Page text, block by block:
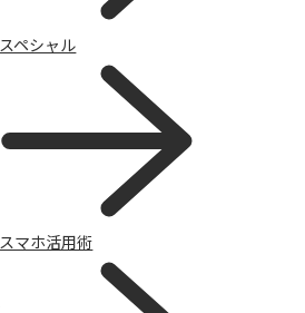
スペシャル
スマホ活用術